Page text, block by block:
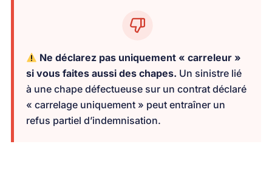
Ne déclarez pas uniquement « carreleur »
si vous faites aussi des chapes. Un sinistre lié
à une chape défectueuse sur un contrat déclaré
« carrelage uniquement » peut entraîner un
refus partiel d’indemnisation.